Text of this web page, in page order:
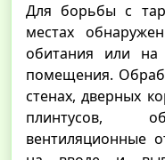
Для борьбы с
местах
обитания или на
помещения.
стенах, дверных
плинтусов,
вентиляционные